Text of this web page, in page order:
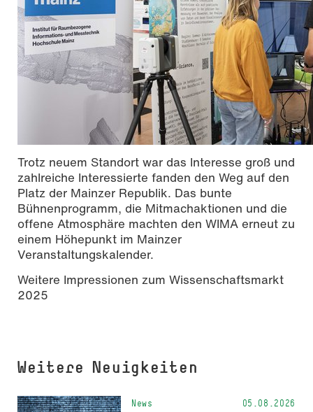
Trotz neuem Standort war das Interesse groß und
zahlreiche Interessierte fanden den Weg auf den
Platz der Mainzer Republik. Das bunte
Bühnenprogramm, die Mitmachaktionen und die
offene Atmosphäre machten den WIMA erneut zu
einem Höhepunkt im Mainzer
Veranstaltungskalender.
Weitere Impressionen zum Wissenschaftsmarkt
2025
Weitere Neuigkeiten
News 05.08.2026